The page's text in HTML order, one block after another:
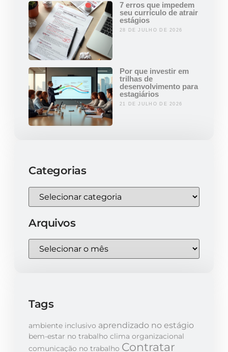
7 erros que impedem
seu currículo de atrair
estágios
28 DE JULHO DE 2026
Por que investir em
trilhas de
desenvolvimento para
estagiários
21 DE JULHO DE 2026
Categorias
Arquivos
Tags
ambiente inclusivo aprendizado no estágio
bem-estar no trabalho clima organizacional
comunicação no trabalho Contratar